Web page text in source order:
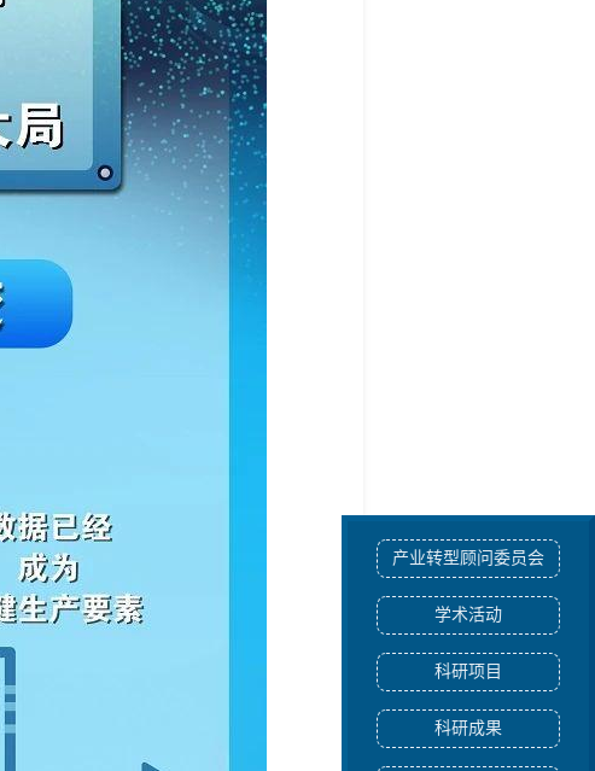
产业转型顾问委员会
学术活动
科研项目
科研成果